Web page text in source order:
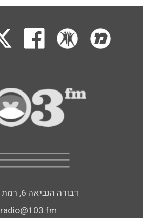
דבורה הנביאה 6, רמת השרון
radio@103.fm